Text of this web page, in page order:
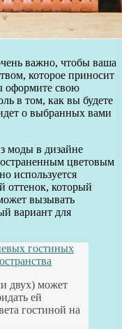
важно, чтобы ваша
которое приносит
оформите свою
в том, как вы будете
о выбранных вами
моды в дизайне
цветовым
используется
оттенок, который
вызывать
вариант для
гостиных
двух) может
ей
гостиной на